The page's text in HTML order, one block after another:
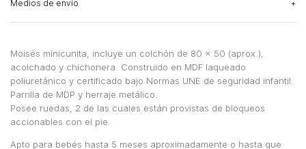
Medios de envío
Medios de envío
CALCULAR
No sé mi código postal
Moisés minicunita, incluye un colchón de 80 x 50 (aprox.),
acolchado y chichonera. Construido en MDF laqueado
poliuretánico y certificado bajo Normas UNE de seguridad infantil.
Parrilla de MDP y herraje metálico.
Posee ruedas, 2 de las cuales están provistas de bloqueos
accionables con el pie.
Apto para bebés hasta 5 meses aproximadamente o hasta que